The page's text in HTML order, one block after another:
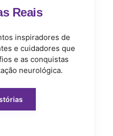
Reais
inspiradores de
e cuidadores que
e as conquistas
neurológica.